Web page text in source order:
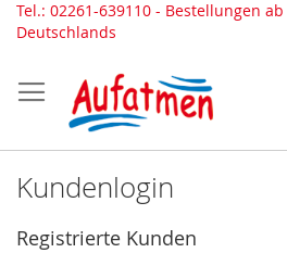
Direkt
zum
Tel.: 02261-639110 - Bestellungen
Deutschlands
Kundenlogin
Registrierte Kunden